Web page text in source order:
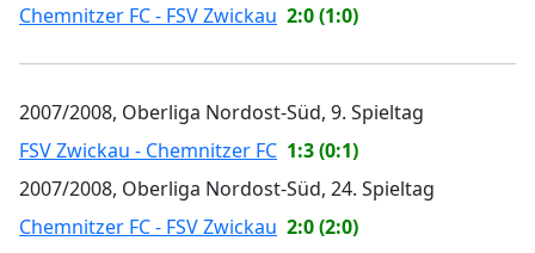
Chemnitzer FC - FSV Zwickau 2:0 (1:0)
2007/2008, Oberliga Nordost-Süd, 9. Spieltag
FSV Zwickau - Chemnitzer FC 1:3 (0:1)
2007/2008, Oberliga Nordost-Süd, 24. Spieltag
Chemnitzer FC - FSV Zwickau 2:0 (2:0)